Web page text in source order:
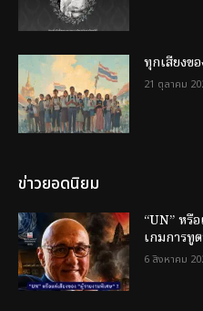
ทุกเสียงข
21 ตุลาคม
ข่าวยอดนิยม
“UN” หรื
เกมการทู
6 สิงหาคม